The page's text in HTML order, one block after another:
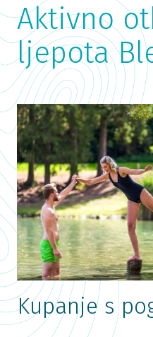
Aktivno
ljepota
Kupanje s